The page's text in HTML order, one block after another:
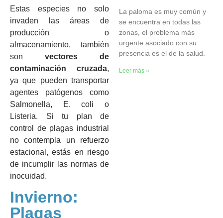
Estas especies no solo
invaden las áreas de
producción o
almacenamiento, también
sonvectores de
contaminación cruzada,
ya que pueden transportar
agentes patógenos como
Salmonella, E. coli o
Listeria. Si tu plan de
control de plagas industrial
no contempla un refuerzo
estacional, estás en riesgo
de incumplir las normas de
inocuidad.
Invierno:
Plagas
La paloma es muy común y
se encuentra en todas las
zonas, el problema más
urgente asociado con su
presencia es el de la salud.
Leer más »